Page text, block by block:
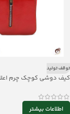
توقف تولید
کیف دوشی کوچک چرم اعلا mrc2216-15
اطلاعات بیشتر